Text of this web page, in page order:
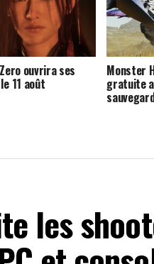
ouvrira ses
11 août
Monster
gratuite
les